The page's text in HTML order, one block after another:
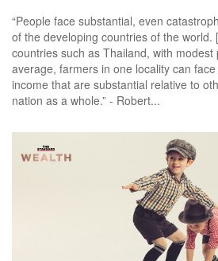
“People face substantial, even
of the developing countries of the
countries such as Thailand, with
average, farmers in one locality can
income that are substantial relative to
nation as a whole.” - Robert...